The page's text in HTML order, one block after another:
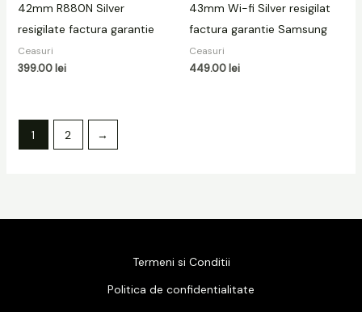
42mm R880N Silver
resigilate factura garantie
Ceasuri
399.00 lei
43mm Wi-fi Silver resigilat
factura garantie Samsung
Ceasuri
449.00 lei
1 2 →
Termeni si Conditii
Politica de confidentialitate